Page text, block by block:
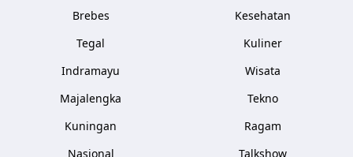
Brebes
Tegal
Indramayu
Majalengka
Kuningan
Nasional
Kesehatan
Kuliner
Wisata
Tekno
Ragam
Talkshow